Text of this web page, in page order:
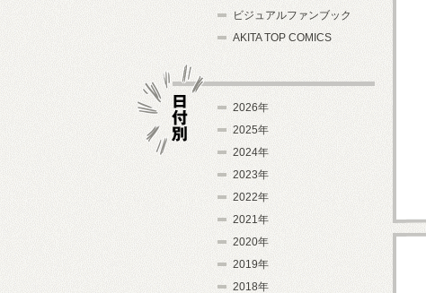
ビジュアルファンブック
AKITA TOP COMICS
2026年
2025年
2024年
2023年
2022年
2021年
2020年
2019年
2018年